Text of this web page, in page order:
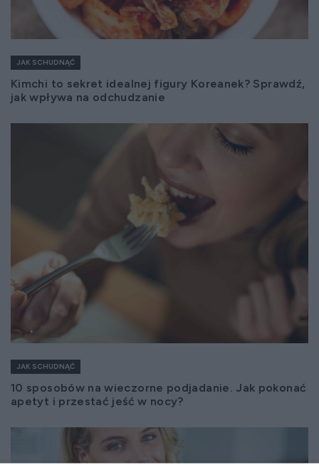
JAK SCHUDNĄĆ
Kimchi to sekret idealnej figury Koreanek? Sprawdź,
jak wpływa na odchudzanie
JAK SCHUDNĄĆ
10 sposobów na wieczorne podjadanie. Jak pokonać
apetyt i przestać jeść w nocy?